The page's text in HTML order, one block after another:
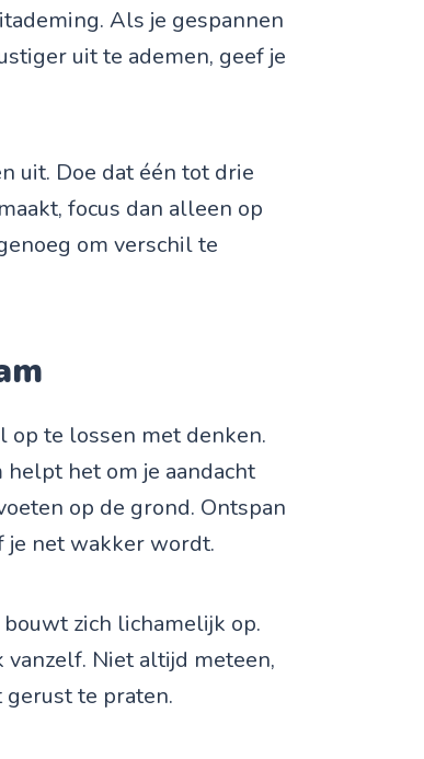
Als je gespannen
uit te ademen, geef je
uit. Doe dat één tot drie
focus dan alleen op
om verschil te
te lossen met denken.
helpt het om je aandacht
op de grond. Ontspan
je net wakker wordt.
zich lichamelijk op.
Niet altijd meteen,
te praten.